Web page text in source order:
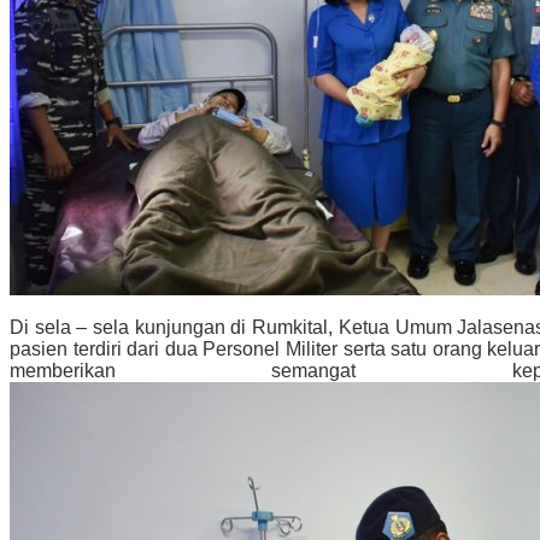
Di sela – sela kunjungan di Rumkital, Ketua Umum
pasien terdiri dari dua Personel Militer serta satu orang
memberikan